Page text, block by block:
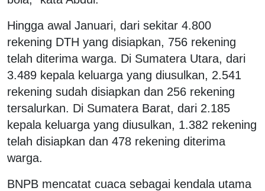
Hingga awal Januari, dari sekitar 4.800
rekening DTH yang disiapkan, 756 rekening
telah diterima warga. Di Sumatera Utara, dari
3.489 kepala keluarga yang diusulkan, 2.541
rekening sudah disiapkan dan 256 rekening
tersalurkan. Di Sumatera Barat, dari 2.185
kepala keluarga yang diusulkan, 1.382 rekening
telah disiapkan dan 478 rekening diterima
warga.
BNPB mencatat cuaca sebagai kendala utama